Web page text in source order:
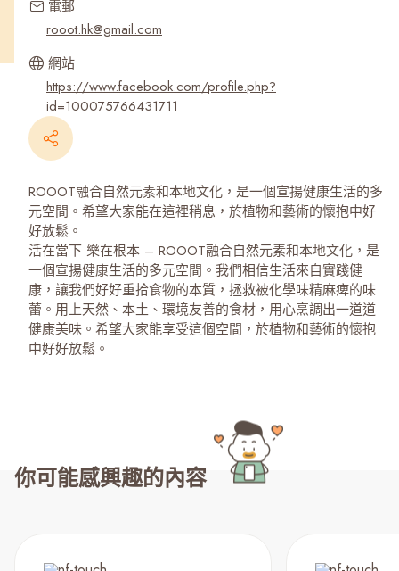
電郵
rooot.hk@gmail.com
網站
https://www.facebook.com/profile.php?
id=100075766431711
ROOOT融合自然元素和本地文化，是一個宣揚健康生活的多
元空間。希望大家能在這裡稍息，於植物和藝術的懷抱中好
好放鬆。
活在當下 樂在根本 – ROOOT融合自然元素和本地文化，是
一個宣揚健康生活的多元空間。我們相信生活來自實踐健
康，讓我們好好重拾食物的本質，拯救被化學味精麻痺的味
蕾。用上天然、本土、環境友善的食材，用心烹調出一道道
健康美味。希望大家能享受這個空間，於植物和藝術的懷抱
中好好放鬆。
你可能感興趣的內容